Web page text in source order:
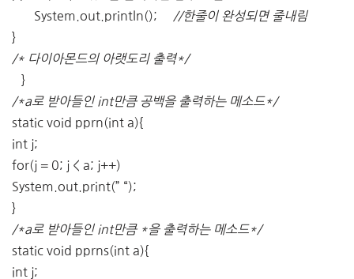
System.out.println();
//한줄이 완성되면 줄내림
}
/* 다이아몬드의 아랫도리 출력*/
}
/*a로 받아들인 int만큼 공백을 출력하는 메소드*/
static void pprn(int a){
int j;
for(j = 0; j < a; j++)
System.out.print(” “);
}
/*a로 받아들인 int만큼 *을 출력하는 메소드*/
static void pprns(int a){
int j;